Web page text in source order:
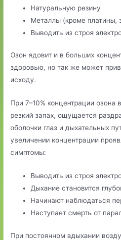
Натуральную резину
Металлы (кроме платины,
Выводить из строя
Озон ядовит и в больших
здоровью, но так же может
исходу.
При 7–10% концентрации озона
резкий запах, ощущается
оболочки глаз и дыхательных
увеличении концентрации
симптомы:
Выводить из строя
Дыхание становится
Начинают наблюдаться
Наступает смерть от
При постоянном вдыхании